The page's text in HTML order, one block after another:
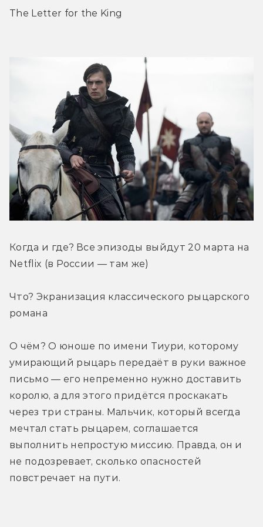
The Letter for the King
Когда и где? Все эпизоды выйдут 20 марта на
Netflix (в России — там же)
Что? Экранизация классического рыцарского
романа
О чём? О юноше по имени Тиури, которому
умирающий рыцарь передаёт в руки важное
письмо — его непременно нужно доставить
королю, а для этого придётся проскакать
через три страны. Мальчик, который всегда
мечтал стать рыцарем, соглашается
выполнить непростую миссию. Правда, он и
не подозревает, сколько опасностей
повстречает на пути.